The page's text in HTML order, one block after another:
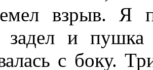
взрыв. Я
задел и
с боку.